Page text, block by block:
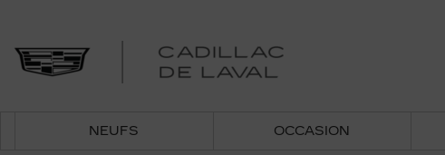
NEUFS OCCASION